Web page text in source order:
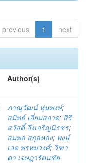
previous 1 next
Author(s)
ภาณุวัฒน์ หุ่นพงษ์;
สมิทธ์ เอี่ยมสอาด; สิริ
สวัสดิ์ จึงเจริญนิรชร;
สมพล สกุลหลง; พงษ์
เจต พรหมวงศ์; วิฑา
ดา เจษฎารัตนชัย